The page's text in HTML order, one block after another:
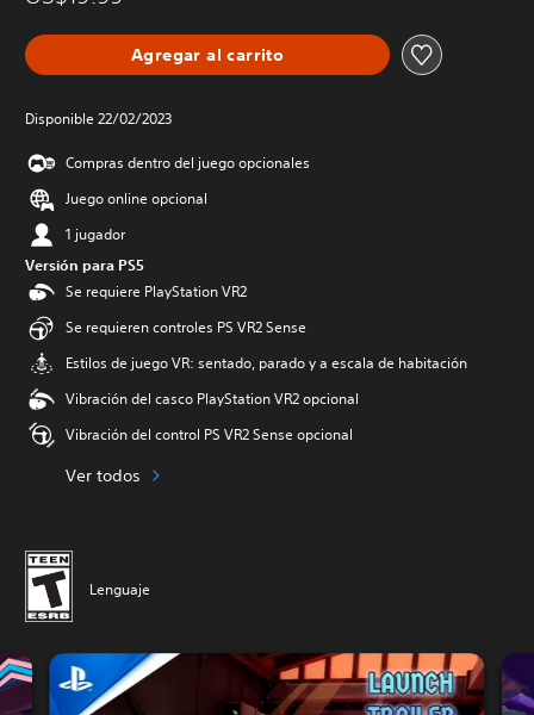
Agregar al carrito
Disponible 22/02/2023
Compras dentro del juego opcionales
Juego online opcional
1 jugador
Versión para PS5
Se requiere PlayStation VR2
Se requieren controles PS VR2 Sense
Estilos de juego VR: sentado, parado y a escala de habitación
Vibración del casco PlayStation VR2 opcional
Vibración del control PS VR2 Sense opcional
Ver todos
Lenguaje